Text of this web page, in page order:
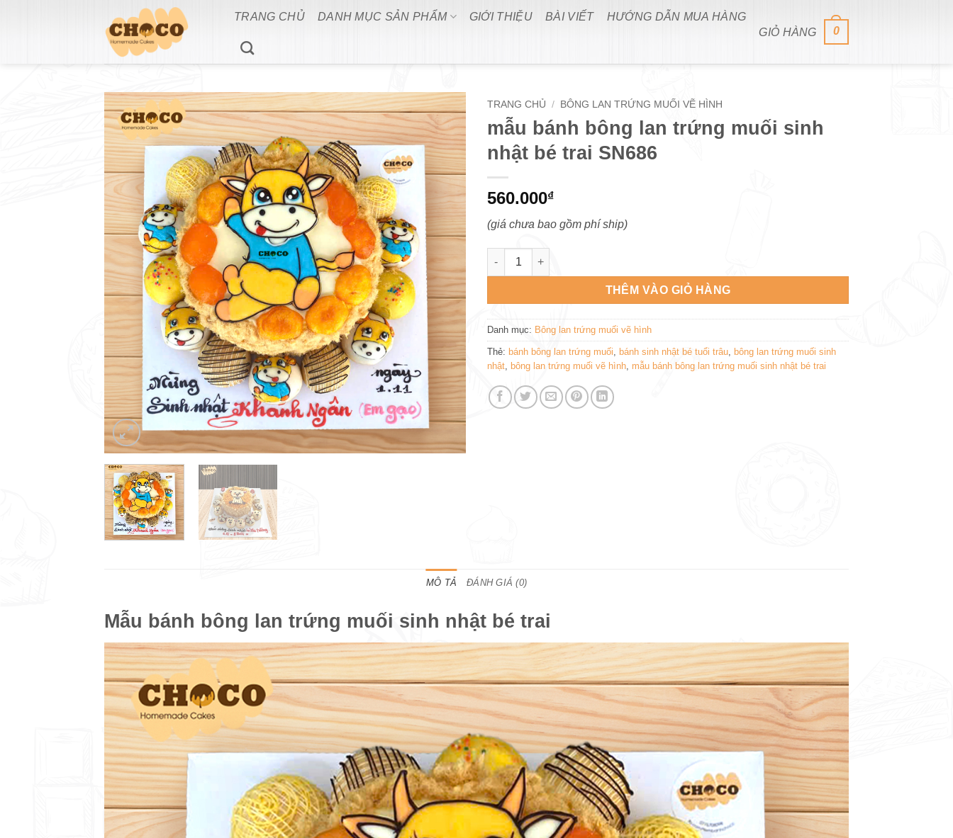
TRANG CHỦ DANH MỤC SẢN PHẨM GIỚI THIỆU BÀI VIẾT
HƯỚNG DẪN MUA HÀNG
GIỎ HÀNG
0
TRANG CHỦ / BÔNG LAN TRỨNG MUỐI VẼ HÌNH
mẫu bánh bông lan trứng muối sinh
nhật bé trai SN686
560.000₫
(giá chưa bao gồm phí ship)
mẫu bánh bông lan trứng muối sinh nhật bé trai SN686 số lượng
THÊM VÀO GIỎ HÀNG
Danh mục: Bông lan trứng muối vẽ hình
Thẻ: bánh bông lan trứng muối bánh sinh nhật bé tuổi trâu bông lan trứng muối sinh
nhật bông lan trứng muối vẽ hình mẫu bánh bông lan trứng muối sinh nhật bé trai
MÔ TẢ ĐÁNH GIÁ (0)
Mẫu bánh bông lan trứng muối sinh nhật bé trai